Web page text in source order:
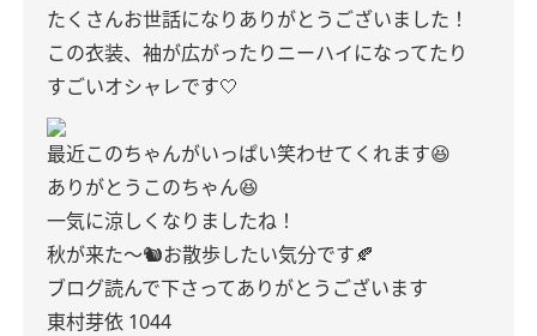
たくさんお世話になりありがとうございました！
この衣装、袖が広がったりニーハイになってたり
すごいオシャレです🤍
最近このちゃんがいっぱい笑わせてくれます😆
ありがとうこのちゃん😆
一気に涼しくなりましたね！
秋が来た～🐿お散歩したい気分です🍂
ブログ読んで下さってありがとうございます
東村芽依 1044